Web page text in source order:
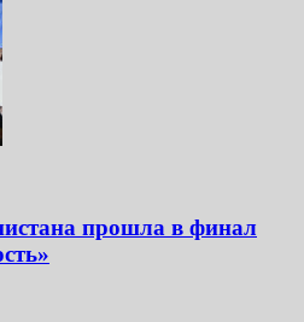
прошла в финал